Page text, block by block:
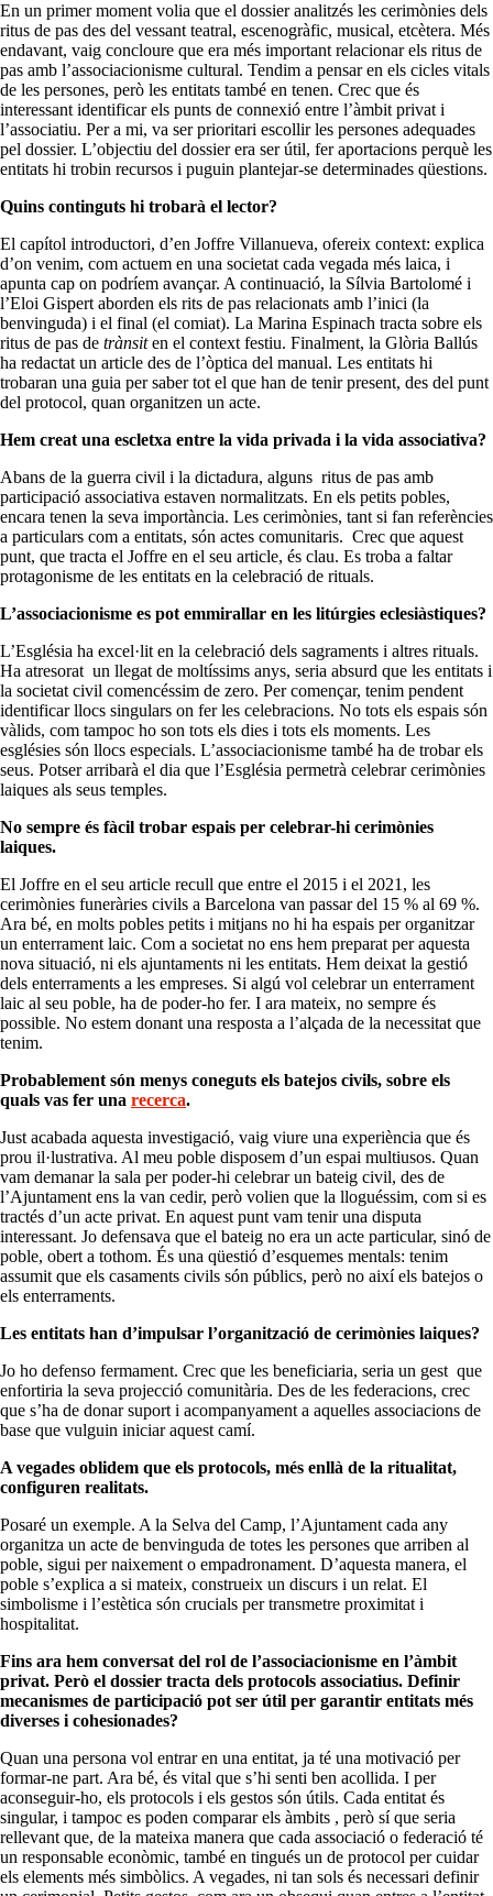
En un primer moment volia que el dossier analitzés les cerimònies dels
ritus de pas des del vessant teatral, escenogràfic, musical, etcètera. Més
endavant, vaig concloure que era més important relacionar els ritus de
pas amb l’associacionisme cultural. Tendim a pensar en els cicles vitals
de les persones, però les entitats també en tenen. Crec que és
interessant identificar els punts de connexió entre l’àmbit privat i
l’associatiu. Per a mi, va ser prioritari escollir les persones adequades
pel dossier. L’objectiu del dossier era ser útil, fer aportacions perquè les
entitats hi trobin recursos i puguin plantejar-se determinades qüestions.
Quins continguts hi trobarà el lector?
El capítol introductori, d’en Joffre Villanueva, ofereix context: explica
d’on venim, com actuem en una societat cada vegada més laica, i
apunta cap on podríem avançar. A continuació, la Sílvia Bartolomé i
l’Eloi Gispert aborden els rits de pas relacionats amb l’inici (la
benvinguda) i el final (el comiat). La Marina Espinach tracta sobre els
ritus de pas de trànsiten el context festiu. Finalment, la Glòria Ballús
ha redactat un article des de l’òptica del manual. Les entitats hi
trobaran una guia per saber tot el que han de tenir present, des del punt
del protocol, quan organitzen un acte.
Hem creat una escletxa entre la vida privada i la vida associativa?
Abans de la guerra civil i la dictadura, alguns ritus de pas amb
participació associativa estaven normalitzats. En els petits pobles,
encara tenen la seva importància. Les cerimònies, tant si fan referències
a particulars com a entitats, són actes comunitaris. Crec que aquest
punt, que tracta el Joffre en el seu article, és clau. Es troba a faltar
protagonisme de les entitats en la celebració de rituals.
L’associacionisme es pot emmirallar en les litúrgies eclesiàstiques?
L’Església ha excel·lit en la celebració dels sagraments i altres rituals.
Ha atresorat un llegat de moltíssims anys, seria absurd que les entitats i
la societat civil comencéssim de zero. Per començar, tenim pendent
identificar llocs singulars on fer les celebracions. No tots els espais són
vàlids, com tampoc ho son tots els dies i tots els moments. Les
esglésies són llocs especials. L’associacionisme també ha de trobar els
seus. Potser arribarà el dia que l’Església permetrà celebrar cerimònies
laiques als seus temples.
No sempre és fàcil trobar espais per celebrar-hi cerimònies
laiques.
El Joffre en el seu article recull que entre el 2015 i el 2021, les
cerimònies funeràries civils a Barcelona van passar del 15 % al 69 %.
Ara bé, en molts pobles petits i mitjans no hi ha espais per organitzar
un enterrament laic. Com a societat no ens hem preparat per aquesta
nova situació, ni els ajuntaments ni les entitats. Hem deixat la gestió
dels enterraments a les empreses. Si algú vol celebrar un enterrament
laic al seu poble, ha de poder-ho fer. I ara mateix, no sempre és
possible. No estem donant una resposta a l’alçada de la necessitat que
tenim.
Probablement són menys coneguts els batejos civils, sobre els
quals vas fer una recerca.
Just acabada aquesta investigació, vaig viure una experiència que és
prou il·lustrativa. Al meu poble disposem d’un espai multiusos. Quan
vam demanar la sala per poder-hi celebrar un bateig civil, des de
l’Ajuntament ens la van cedir, però volien que la lloguéssim, com si es
tractés d’un acte privat. En aquest punt vam tenir una disputa
interessant. Jo defensava que el bateig no era un acte particular, sinó de
poble, obert a tothom. És una qüestió d’esquemes mentals: tenim
assumit que els casaments civils són públics, però no així els batejos o
els enterraments.
Les entitats han d’impulsar l’organització de cerimònies laiques?
Jo ho defenso fermament. Crec que les beneficiaria, seria un gest que
enfortiria la seva projecció comunitària. Des de les federacions, crec
que s’ha de donar suport i acompanyament a aquelles associacions de
base que vulguin iniciar aquest camí.
A vegades oblidem que els protocols, més enllà de la ritualitat,
configuren realitats.
Posaré un exemple. A la Selva del Camp, l’Ajuntament cada any
organitza un acte de benvinguda de totes les persones que arriben al
poble, sigui per naixement o empadronament. D’aquesta manera, el
poble s’explica a si mateix, construeix un discurs i un relat. El
simbolisme i l’estètica són crucials per transmetre proximitat i
hospitalitat.
Fins ara hem conversat del rol de l’associacionisme en l’àmbit
privat. Però el dossier tracta dels protocols associatius. Definir
mecanismes de participació pot ser útil per garantir entitats més
diverses i cohesionades?
Quan una persona vol entrar en una entitat, ja té una motivació per
formar-ne part. Ara bé, és vital que s’hi senti ben acollida. I per
aconseguir-ho, els protocols i els gestos són útils. Cada entitat és
singular, i tampoc es poden comparar els àmbits , però sí que seria
rellevant que, de la mateixa manera que cada associació o federació té
un responsable econòmic, també en tingués un de protocol per cuidar
els elements més simbòlics. A vegades, ni tan sols és necessari definir